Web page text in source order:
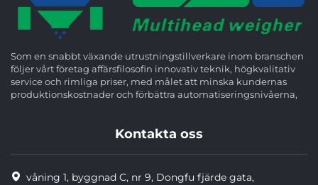
Som en snabbt växande utrustningstillverkare inom branschen
följer vårt företag affärsfilosofin innovativ teknik, högkvalitativ
service och rimliga priser, med målet att minska kundernas
produktionskostnader och förbättra automatiseringsnivåerna,
Kontakta oss
våning 1, byggnad C, nr 9, Dongfu fjärde gata,